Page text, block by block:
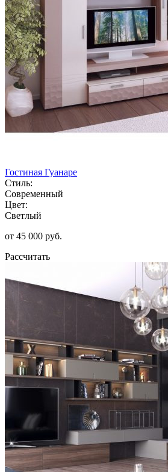
Гостиная Гуанаре
Стиль:
Современный
Цвет:
Светлый
от 45 000 руб.
Рассчитать